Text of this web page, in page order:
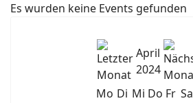
Es wurden keine Events gefunden
April
2024
Mo Di Mi Do Fr Sa